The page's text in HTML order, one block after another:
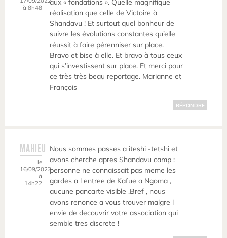
à 8h48
aux « fondations ». Quelle magnifique
réalisation que celle de Victoire à
Shandavu ! Et surtout quel bonheur de
suivre les évolutions constantes qu’elle
réussit à faire pérenniser sur place.
Bravo et bise à elle. Et bravo à tous ceux
qui s’investissent sur place. Et merci pour
ce très très beau reportage. Marianne et
François
RÉPONDRE
MAHIEU
le
16/09/2022
à
14h22
Nous sommes passes a iteshi -tetshi et
avons cherche apres Shandavu camp :
personne ne connaissait pas meme les
gardes a l entree de Kafue a Ngoma ,
aucune pancarte visible .Bref , nous
avons renonce a vous trouver malgre l
envie de decouvrir votre association qui
semble tres discrete !